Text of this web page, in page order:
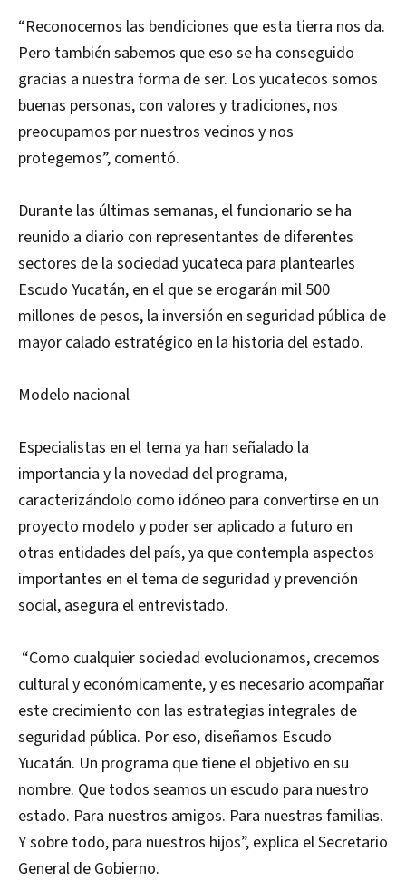
“Reconocemos las bendiciones que esta tierra nos da.
Pero también sabemos que eso se ha conseguido
gracias a nuestra forma de ser. Los yucatecos somos
buenas personas, con valores y tradiciones, nos
preocupamos por nuestros vecinos y nos
protegemos”, comentó.
Durante las últimas semanas, el funcionario se ha
reunido a diario con representantes de diferentes
sectores de la sociedad yucateca para plantearles
Escudo Yucatán, en el que se erogarán mil 500
millones de pesos, la inversión en seguridad pública de
mayor calado estratégico en la historia del estado.
Modelo nacional
Especialistas en el tema ya han señalado la
importancia y la novedad del programa,
caracterizándolo como idóneo para convertirse en un
proyecto modelo y poder ser aplicado a futuro en
otras entidades del país, ya que contempla aspectos
importantes en el tema de seguridad y prevención
social, asegura el entrevistado.
“Como cualquier sociedad evolucionamos, crecemos
cultural y económicamente, y es necesario acompañar
este crecimiento con las estrategias integrales de
seguridad pública. Por eso, diseñamos Escudo
Yucatán. Un programa que tiene el objetivo en su
nombre. Que todos seamos un escudo para nuestro
estado. Para nuestros amigos. Para nuestras familias.
Y sobre todo, para nuestros hijos”, explica el Secretario
General de Gobierno.